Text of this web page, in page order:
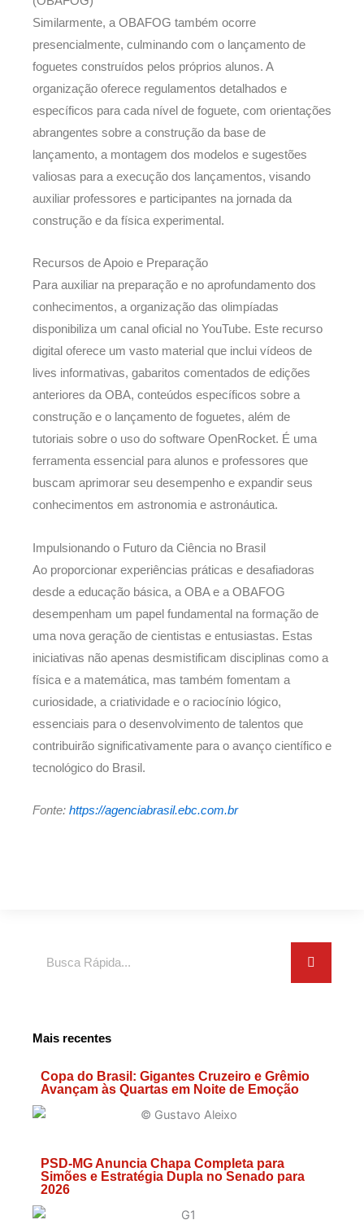
Similarmente, a OBAFOG também ocorre
presencialmente, culminando com o lançamento de
foguetes construídos pelos próprios alunos. A
organização oferece regulamentos detalhados e
específicos para cada nível de foguete, com orientações
abrangentes sobre a construção da base de
lançamento, a montagem dos modelos e sugestões
valiosas para a execução dos lançamentos, visando
auxiliar professores e participantes na jornada da
construção e da física experimental.
Recursos de Apoio e Preparação
Para auxiliar na preparação e no aprofundamento dos
conhecimentos, a organização das olimpíadas
disponibiliza um canal oficial no YouTube. Este recurso
digital oferece um vasto material que inclui vídeos de
lives informativas, gabaritos comentados de edições
anteriores da OBA, conteúdos específicos sobre a
construção e o lançamento de foguetes, além de
tutoriais sobre o uso do software OpenRocket. É uma
ferramenta essencial para alunos e professores que
buscam aprimorar seu desempenho e expandir seus
conhecimentos em astronomia e astronáutica.
Impulsionando o Futuro da Ciência no Brasil
Ao proporcionar experiências práticas e desafiadoras
desde a educação básica, a OBA e a OBAFOG
desempenham um papel fundamental na formação de
uma nova geração de cientistas e entusiastas. Estas
iniciativas não apenas desmistificam disciplinas como a
física e a matemática, mas também fomentam a
curiosidade, a criatividade e o raciocínio lógico,
essenciais para o desenvolvimento de talentos que
contribuirão significativamente para o avanço científico e
tecnológico do Brasil.
Fonte: https://agenciabrasil.ebc.com.br
Mais recentes
Copa do Brasil: Gigantes Cruzeiro e Grêmio
Avançam às Quartas em Noite de Emoção
PSD-MG Anuncia Chapa Completa para
Simões e Estratégia Dupla no Senado para
2026